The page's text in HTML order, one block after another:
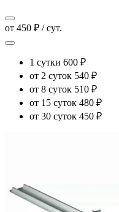
от 450 ₽ / сут.
1 сутки 600 ₽
от 2 суток 540 ₽
от 8 суток 510 ₽
от 15 суток 480 ₽
от 30 суток 450 ₽